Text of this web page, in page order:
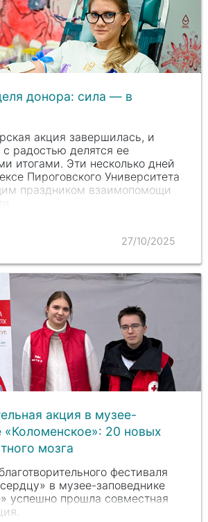
донора: сила — в
акция завершилась, и
с радостью делятся ее
итогами. Эти несколько дней
Пироговского Университета
праздником взаимопомощи
27/10/2025
акция в музее-
«Коломенское»: 20 новых
мозга
фестиваля
в музее-заповеднике
успешно прошла совместная